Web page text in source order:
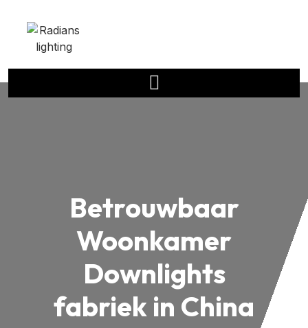
Betrouwbaar
Woonkamer
Downlights
fabriek in China